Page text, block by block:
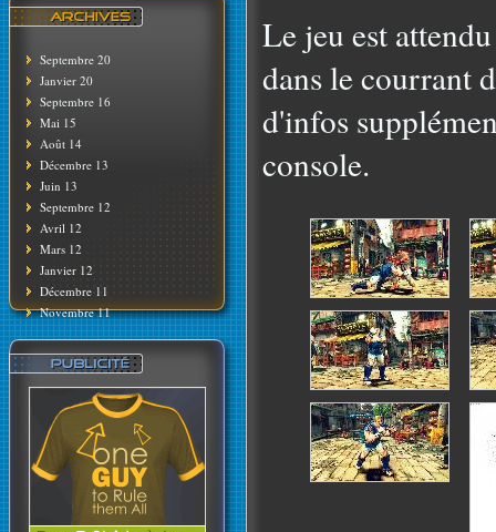
Septembre 20
Janvier 20
Septembre 16
Mai 15
Août 14
Décembre 13
Juin 13
Septembre 12
Avril 12
Mars 12
Janvier 12
Décembre 11
Novembre 11
Le jeu est
dans le courrant
d'infos
console.